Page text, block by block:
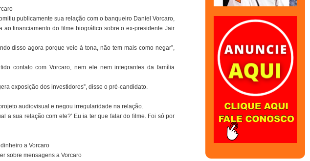
publicamente sua relação com o banqueiro Daniel Vorcaro,
financiamento do filme biográfico sobre o ex-presidente Jair
disso agora porque veio à tona, não tem mais como negar”,
contato com Vorcaro, nem ele nem integrantes da família
exposição dos investidores”, disse o pré-candidato.
audiovisual e negou irregularidade na relação.
a sua relação com ele?’ Eu ia ter que falar do filme. Foi só por
a Vorcaro
sobre mensagens a Vorcaro